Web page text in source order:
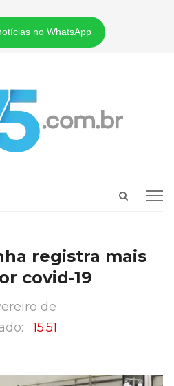
no WhatsApp
Open
registra mais
covid-19
de
15:51